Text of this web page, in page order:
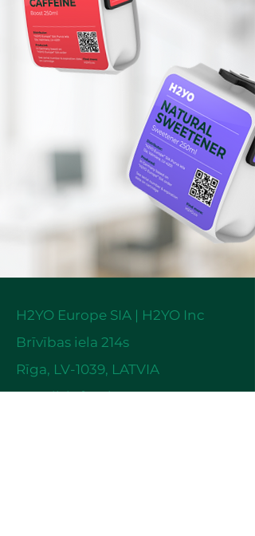
H2YO Europe SIA | H2YO Inc
Brīvības iela 214s
Rīga, LV-1039, LATVIA
e-mail:info@h2yo.co